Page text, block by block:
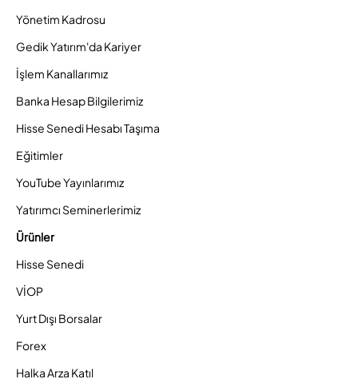
Yönetim Kadrosu
Gedik Yatırım'da Kariyer
İşlem Kanallarımız
Banka Hesap Bilgilerimiz
Hisse Senedi Hesabı Taşıma
Eğitimler
YouTube Yayınlarımız
Yatırımcı Seminerlerimiz
Ürünler
Hisse Senedi
VİOP
Yurt Dışı Borsalar
Forex
Halka Arza Katıl